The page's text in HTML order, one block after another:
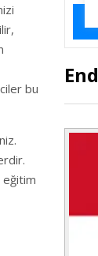
bu
eğitim